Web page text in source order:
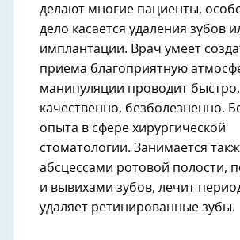
делают многие пациенты,
дело касается удаления зубов
имплантации. Врач умеет
приема благоприятную
манипуляции проводит быстро,
качественно, безболезненно.
опыта в сфере хирургической
стоматологии. Занимается
абсцессами ротовой полости,
и вывихами зубов, лечит
удаляет ретинированные зубы.